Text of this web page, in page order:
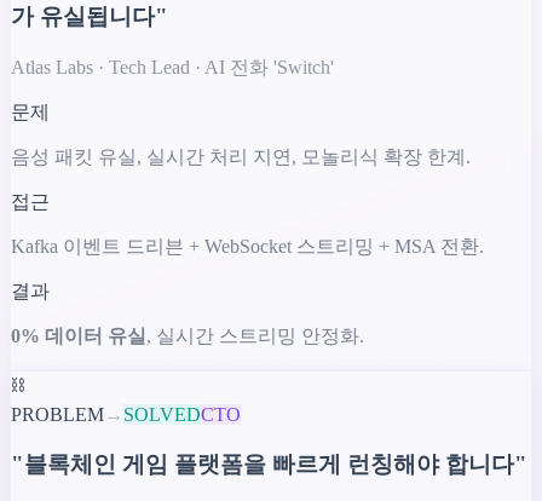
가 유실됩니다"
Atlas Labs · Tech Lead · AI 전화 'Switch'
문제
음성 패킷 유실, 실시간 처리 지연, 모놀리식 확장 한계.
접근
Kafka 이벤트 드리븐 + WebSocket 스트리밍 + MSA 전환.
결과
0% 데이터 유실 , 실시간 스트리밍 안정화.
⛓️
PROBLEM→ SOLVEDCTO
"블록체인 게임 플랫폼을 빠르게 런칭해야 합니다"